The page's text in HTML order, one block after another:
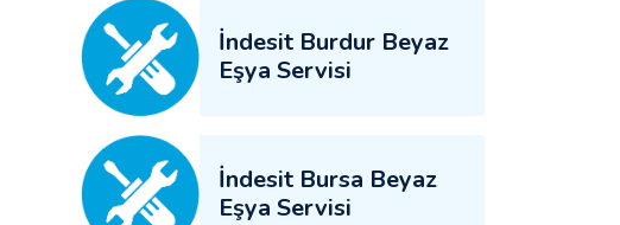
İndesit Burdur Beyaz
Eşya Servisi
İndesit Bursa Beyaz
Eşya Servisi